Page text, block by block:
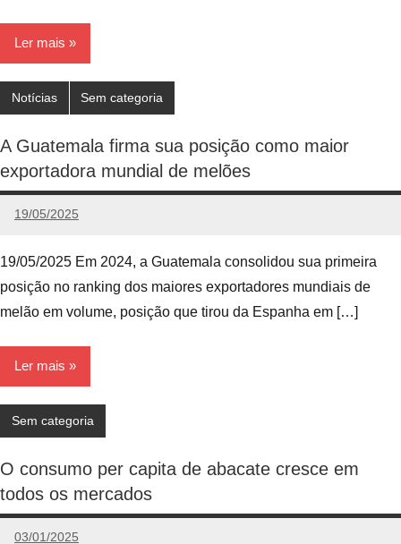
Ler mais
Notícias Sem categoria
A Guatemala firma sua posição como maior
exportadora mundial de melões
19/05/2025
admin
Nenhum
19/05/2025 Em 2024, a Guatemala consolidou sua primeira
posição no ranking dos maiores exportadores mundiais de
melão em volume, posição que tirou da Espanha em […]
Ler mais
Sem categoria
O consumo per capita de abacate cresce em
todos os mercados
03/01/2025